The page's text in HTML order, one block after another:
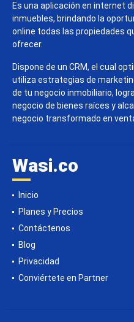
Es una aplicación en internet
inmuebles, brindando la
online todas las propiedades
ofrecer.
Dispone de un CRM, el cual
utiliza estrategias de
de tu negocio inmobiliario,
negocio de bienes raíces y
negocio transformado en
Wasi.co
Inicio
Planes y Precios
Contáctenos
Blog
Privacidad
Conviértete en Partner